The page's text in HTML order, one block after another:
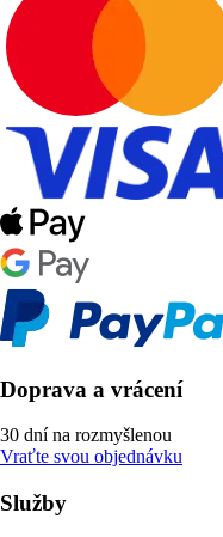
Doprava a vrácení
30 dní na rozmyšlenou
Vraťte svou objednávku
Služby